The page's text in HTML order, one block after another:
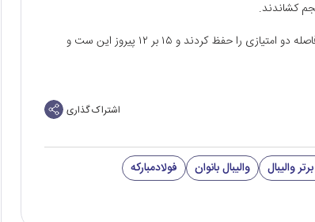
ست پنجم با ۳ امتیاز متوالی برای سپاهان آغاز شد و روحیه خوب فاصله دو امتیازی را حفظ کردند و ۱۵ بر ۱۲ پیروز این ست و
اشتراک گذاری
والیبال والیبال بانوان
فولادمبارکه